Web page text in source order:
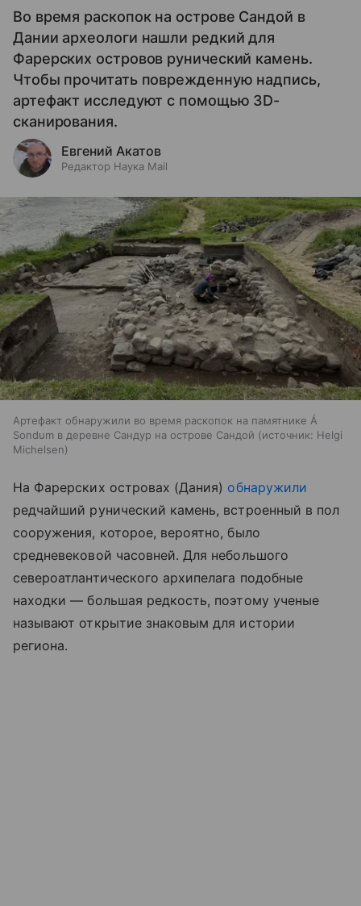
Во время раскопок на острове Сандой в
Дании археологи нашли редкий для
Фарерских островов рунический камень.
Чтобы прочитать поврежденную надпись,
артефакт исследуют с помощью 3D-
сканирования.
Евгений Акатов
Редактор Наука Mail
Артефакт обнаружили во время раскопок на памятнике Á
Sondum в деревне Сандур на острове Сандой
источник: Helgi
Michelsen
На Фарерских островах (Дания) обнаружили
редчайший рунический камень, встроенный в пол
сооружения, которое, вероятно, было
средневековой часовней. Для небольшого
североатлантического архипелага подобные
находки — большая редкость, поэтому ученые
называют открытие знаковым для истории
региона.